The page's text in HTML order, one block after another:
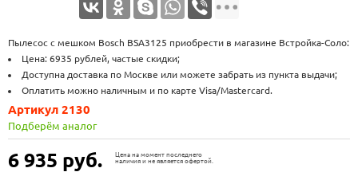
Пылесос с мешком Bosch BSA3125 приобрести в магазине Встройка-Соло:
Цена: 6935 рублей, частые скидки;
Доступна доставка по Москве или можете забрать из пункта выдачи;
Оплатить можно наличным и по карте Visa/Mastercard.
6 935 руб.
Цена на момент последнего
наличия и не является офертой.
Артикул 2130
Подберём аналог